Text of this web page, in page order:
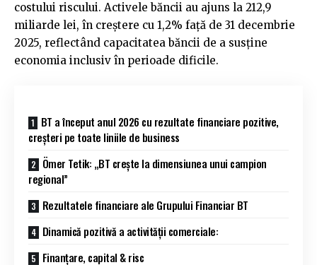
costului riscului. Activele băncii au ajuns la 212,9
miliarde lei, în creștere cu 1,2% față de 31 decembrie
2025, reflectând capacitatea băncii de a susține
economia inclusiv în perioade dificile.
BT a început anul 2026 cu rezultate financiare pozitive,
creșteri pe toate liniile de business
Ömer Tetik: „BT crește la dimensiunea unui campion
regional”
Rezultatele financiare ale Grupului Financiar BT
Dinamică pozitivă a activității comerciale:
Finanțare, capital & risc